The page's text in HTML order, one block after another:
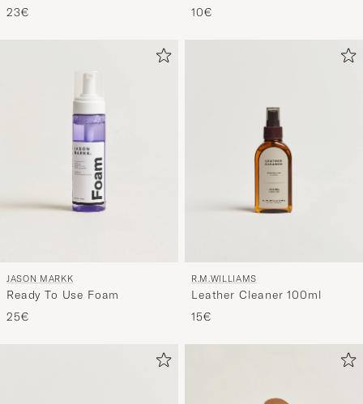
Neutral
23€
10€
JASON MARKK
Ready To Use Foam
25€
R.M.WILLIAMS
Leather Cleaner 100ml
15€